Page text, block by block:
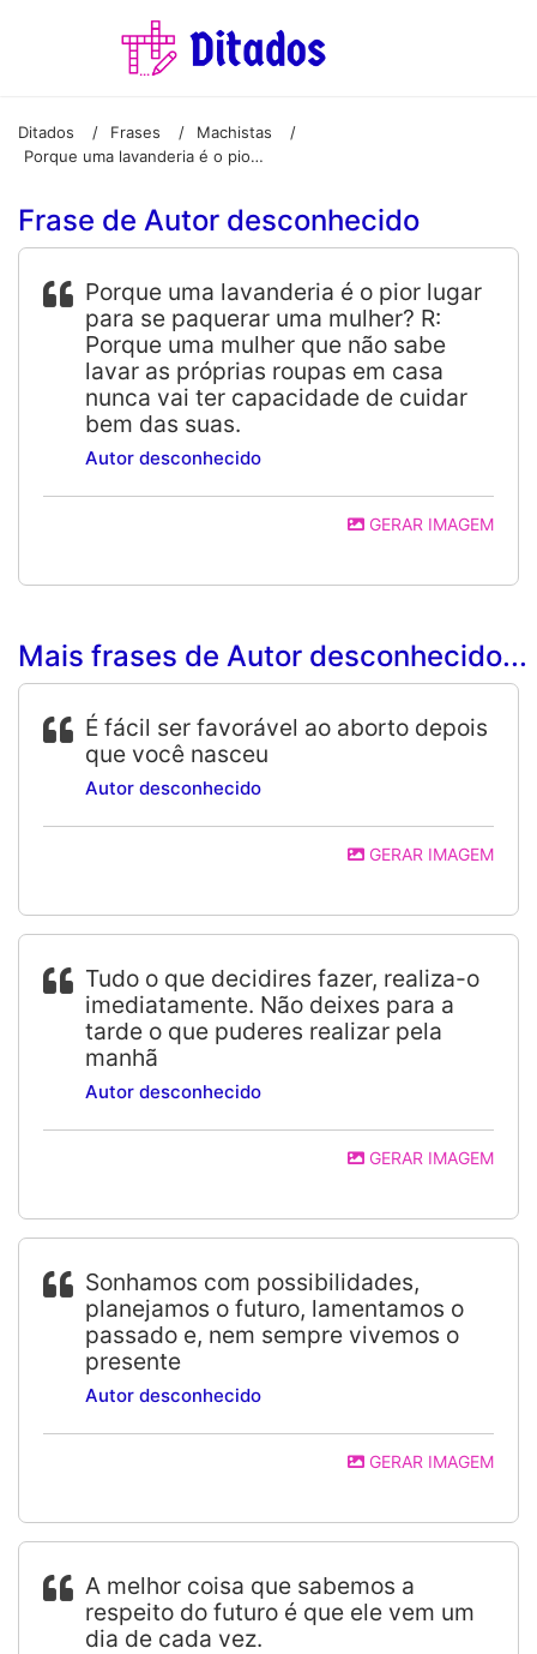
Ditados / Frases / Machistas
/
Porque uma lavanderia é o pior lugar para se paquerar uma mulher? R: Porque uma mulher que não sabe lavar as próprias roupas em casa nunca vai ter capacidade de cuidar bem das suas.
Frase de Autor desconhecido
Porque uma lavanderia é o pior lugar
para se paquerar uma mulher? R:
Porque uma mulher que não sabe
lavar as próprias roupas em casa
nunca vai ter capacidade de cuidar
bem das suas.
Autor desconhecido
GERAR IMAGEM
Mais frases de Autor desconhecido...
É fácil ser favorável ao aborto depois
que você nasceu
Autor desconhecido
GERAR IMAGEM
Tudo o que decidires fazer, realiza-o
imediatamente. Não deixes para a
tarde o que puderes realizar pela
manhã
Autor desconhecido
GERAR IMAGEM
Sonhamos com possibilidades,
planejamos o futuro, lamentamos o
passado e, nem sempre vivemos o
presente
Autor desconhecido
GERAR IMAGEM
A melhor coisa que sabemos a
respeito do futuro é que ele vem um
dia de cada vez.